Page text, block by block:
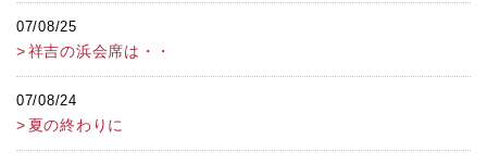
07/08/25
祥吉の浜会席は・・
07/08/24
夏の終わりに